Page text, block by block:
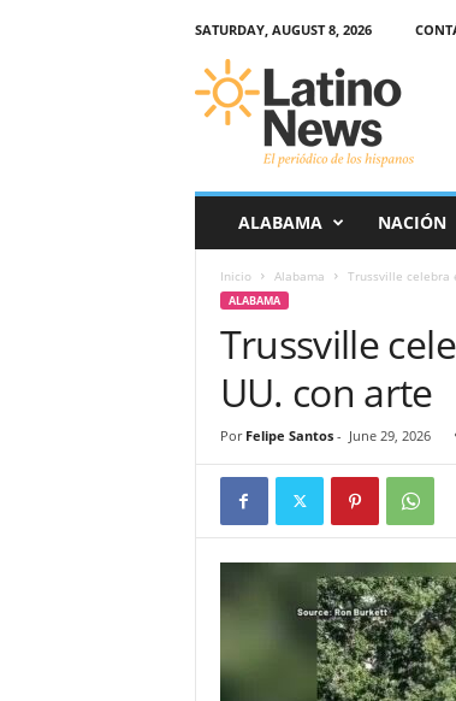
SATURDAY, AUGUST 8, 2026
r
d
ALABAMA NACIÓN
Inicio Alabama Trussville celebra
ALABAMA
Trussville
UU. con arte
Por Felipe Santos- June 29, 2026